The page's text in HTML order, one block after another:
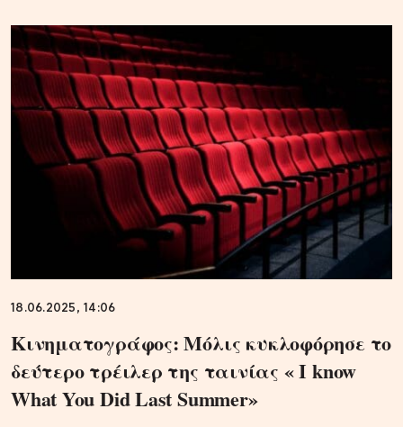
18.06.2025, 14:06
Κινηματογράφος: Μόλις κυκλοφόρησε το
δεύτερο τρέιλερ της ταινίας « I know
What You Did Last Summer»